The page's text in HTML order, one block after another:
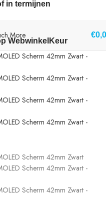
in termijnen
WebwinkelKeur
€